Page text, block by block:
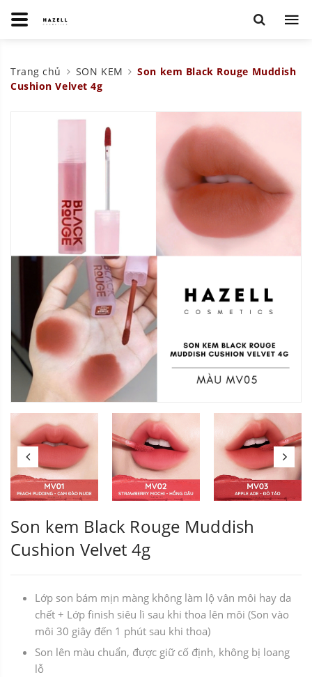
Trang chủ SON KEM
Son kem Black Rouge Muddish
Cushion Velvet 4g
Son kem Black Rouge Muddish
Cushion Velvet 4g
Lớp son bám mịn màng không làm lộ vân môi hay da
chết + Lớp finish siêu lì sau khi thoa lên môi (Son vào
môi 30 giây đến 1 phút sau khi thoa)
Son lên màu chuẩn, được giữ cố định, không bị loang
lỗ